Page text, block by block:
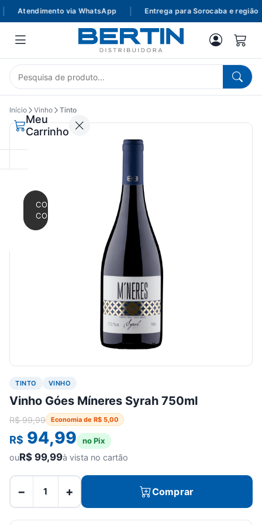
Atendimento via WhatsApp Entrega para Sorocaba e região
Meu
Carrinho
CONTINUAR
COMPRANDO
Início Vinho Tinto
TINTO VINHO
Vinho Góes Míneres Syrah 750ml
R$99,99 Economia de R$ 5,00
R$ 94,99 no Pix
ouR$ 99,99à vista no cartão
− + Comprar